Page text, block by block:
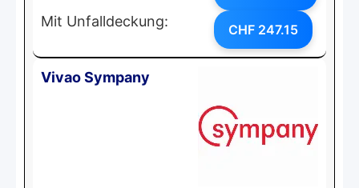
Mit Unfalldeckung: CHF 247.15
Vivao Sympany